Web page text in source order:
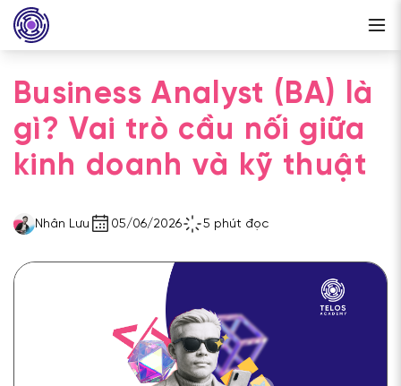
Business Analyst (BA) là
gì? Vai trò cầu nối giữa
kinh doanh và kỹ thuật
Nhân Lưu 05/06/2026 5 phút đọc